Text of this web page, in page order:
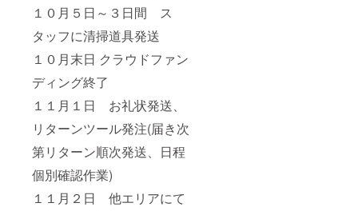
１０月５日～３日間 ス
タッフに清掃道具発送
１０月末日 クラウドファン
ディング終了
１１月１日 お礼状発送、
リターンツール発注(届き次
第リターン順次発送、日程
個別確認作業)
１１月２日 他エリアにて